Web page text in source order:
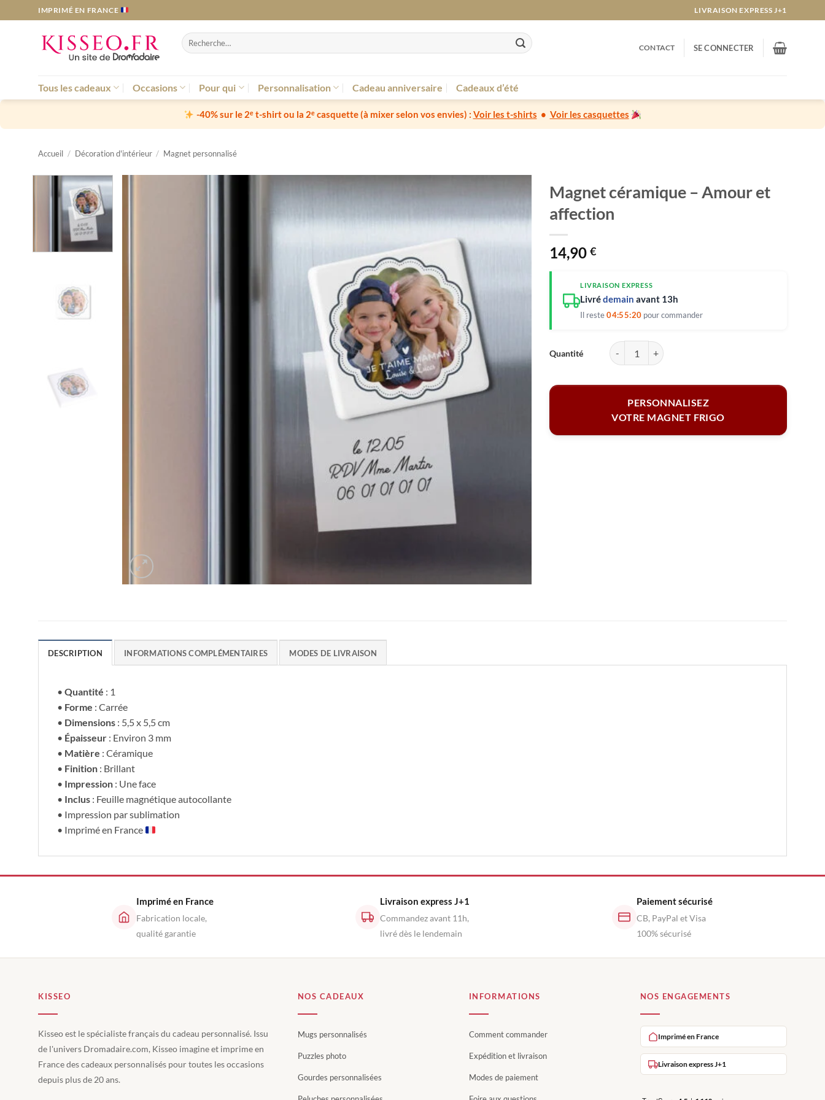
au
IMPRIMÉ EN FRANCE LIVRAISON EXPRESS J+1
Recherche
pour :
CONTACT SE CONNECTER
Tous les cadeaux Occasions Pour qui Personnalisation Cadeau anniversaire Cadeaux d’été
-40% sur le 2ᵉ t-shirt ou la 2ᵉ casquette(à mixer selon vos envies) : Voir les t-shirts • Voir les casquettes
Accueil / Décoration d'intérieur / Magnet personnalisé
Magnet céramique – Amour et
affection
14,90€
LIVRAISON EXPRESS
Livrédemain avant 13h
Il reste04:55:19 pour commander
quantité de Magnet céramique - Amour et affection
PERSONNALISEZ
VOTRE MAGNET FRIGO
DESCRIPTION INFORMATIONS COMPLÉMENTAIRES MODES DE LIVRAISON
• Quantité : 1
• Forme : Carrée
• Dimensions : 5,5 x 5,5 cm
• Épaisseur : Environ 3 mm
• Matière : Céramique
• Finition : Brillant
• Impression : Une face
• Inclus : Feuille magnétique autocollante
• Impression par sublimation
• Imprimé en France
Imprimé en France
Fabrication locale,
qualité garantie
Livraison express J+1
Commandez avant 11h,
livré dès le lendemain
Paiement sécurisé
CB, PayPal et Visa
100% sécurisé
KISSEO
Kisseo est le spécialiste français du cadeau personnalisé. Issu
de l'univers Dromadaire.com, Kisseo imagine et imprime en
France des cadeaux personnalisés pour toutes les occasions
depuis plus de 20 ans.
NOS CADEAUX
Mugs personnalisés
Puzzles photo
Gourdes personnalisées
INFORMATIONS
Comment commander
Expédition et livraison
Modes de paiement
NOS ENGAGEMENTS
Imprimé en France
Livraison express J+1